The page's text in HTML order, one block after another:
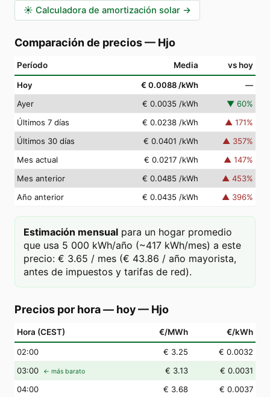
☀️ Calculadora de amortización solar →
Comparación de precios— Hjo
Período Media vs hoy
Hoy € 0.0088 /kWh
—
Ayer
€ 0.0035 /kWh ▼ 60%
Últimos 7 días
€ 0.0238 /kWh ▲ 171%
Últimos 30 días
€ 0.0401 /kWh ▲ 357%
Mes actual
€ 0.0217 /kWh ▲ 147%
Mes anterior
€ 0.0485 /kWh ▲ 453%
Año anterior
€ 0.0435 /kWh ▲ 396%
Estimación mensual para un hogar promedio
que usa 5 000 kWh/año (~417 kWh/mes) a este
precio: € 3.65 / mes (€ 43.86 / año mayorista,
antes de impuestos y tarifas de red).
Precios por hora — hoy— Hjo
Hora (CEST) €/MWh €/kWh
02:00 € 3.25
€ 0.0032
03:00 ← más barato € 3.13
€ 0.0031
04:00 € 3.68
€ 0.0037